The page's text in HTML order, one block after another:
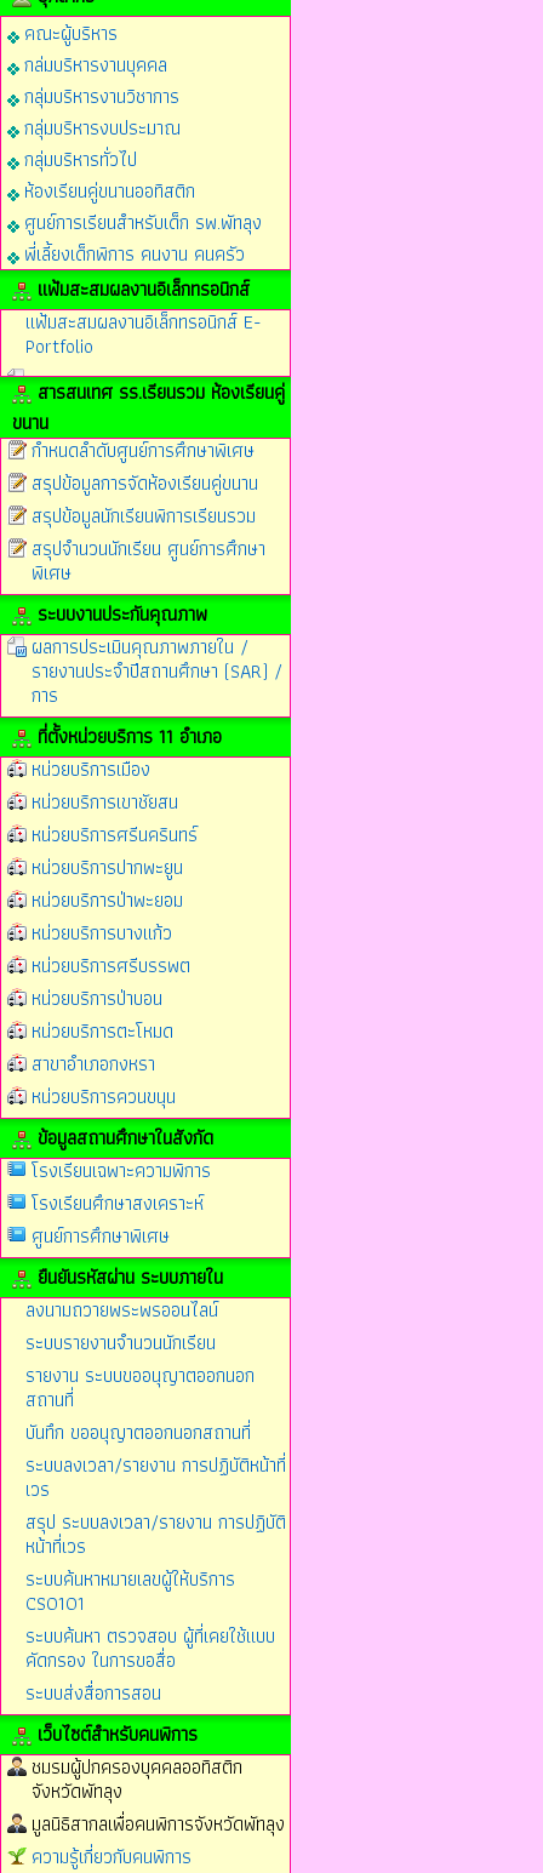
คณะผู้บริหาร
กล่มบริหารงานบุคคล
กลุ่มบริหารงานวิชาการ
กลุ่มบริหารงบประมาณ
กลุ่มบริหารทั่วไป
ห้องเรียนคู่ขนานออทิสติก
ศูนย์การเรียนสำหรับเด็ก รพ.พัทลุง
พี่เลี้ยงเด็กพิการ คนงาน คนครัว
แฟ้มสะสมผลงานอิเล็กทรอนิกส์
แฟ้มสะสมผลงานอิเล็กทรอนิกส์ E-
Portfolio
สารสนเทศ รร.เรียนรวม ห้องเรียนคู่
ขนาน
กำหนดลำดับศูนย์การศึกษาพิเศษ
สรุปข้อมูลการจัดห้องเรียนคู่ขนาน
สรุปข้อมูลนักเรียนพิการเรียนรวม
สรุปจำนวนนักเรียน ศูนย์การศึกษา
พิเศษ
ระบบงานประกันคุณภาพ
ผลการประเมินคุณภาพภายใน /
รายงานประจำปีสถานศึกษา (SAR) /
การ
ที่ตั้งหน่วยบริการ 11 อำเภอ
หน่วยบริการเมือง
หน่วยบริการเขาชัยสน
หน่วยบริการศรีนครินทร์
หน่วยบริการปากพะยูน
หน่วยบริการป่าพะยอม
หน่วยบริการบางแก้ว
หน่วยบริการศรีบรรพต
หน่วยบริการป่าบอน
หน่วยบริการตะโหมด
สาขาอำเภอกงหรา
หน่วยบริการควนขนุน
ข้อมูลสถานศึกษาในสังกัด
โรงเรียนเฉพาะความพิการ
โรงเรียนศึกษาสงเคราะห์
ศูนย์การศึกษาพิเศษ
ยืนยันรหัสผ่าน ระบบภายใน
ลงนามถวายพระพรออนไลน์
ระบบรายงานจำนวนนักเรียน
รายงาน ระบบขออนุญาตออกนอก
สถานที่
บันทึก ขออนุญาตออกนอกสถานที่
ระบบลงเวลา/รายงาน การปฏิบัติหน้าที่
เวร
สรุป ระบบลงเวลา/รายงาน การปฏิบัติ
หน้าที่เวร
ระบบค้นหาหมายเลขผู้ให้บริการ
CS0101
ระบบค้นหา ตรวจสอบ ผู้ที่เคยใช้แบบ
คัดกรอง ในการขอสื่อ
ระบบส่งสื่อการสอน
เว็บไซต์สำหรับคนพิการ
ชมรมผู้ปกครองบุคคลออทิสติก
จังหวัดพัทลุง
มูลนิธิสากลเพื่อคนพิการจังหวัดพัทลุง
ความรู้เกี่ยวกับคนพิการ